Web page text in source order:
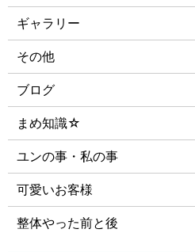
ギャラリー
その他
ブログ
まめ知識☆
ユンの事・私の事
可愛いお客様
整体やった前と後